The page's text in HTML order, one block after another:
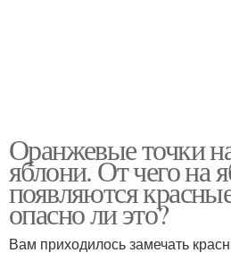
Оранжевые точки
яблони. От чего на
появляются
опасно ли это?
Вам приходилось замечать